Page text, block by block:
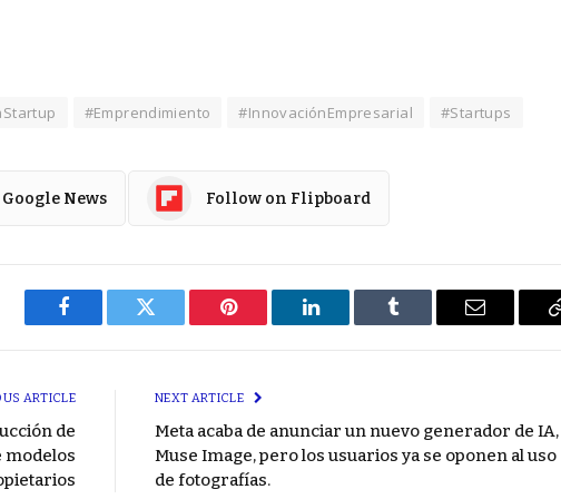
#Emprendimiento #InnovaciónEmpresarial #Startups
News Follow on Flipboard
Facebook Twitter Pinterest LinkedIn Tumblr Email
ARTICLE
de
modelos
NEXT ARTICLE
Meta acaba de anunciar un nuevo generador de IA,
Muse Image, pero los usuarios ya se oponen al uso
de fotografías.